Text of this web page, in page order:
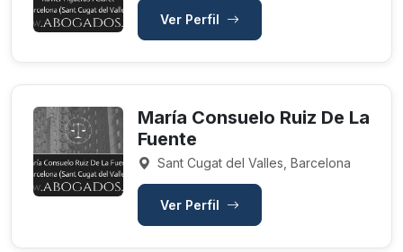
Ver Perfil
María Consuelo Ruiz De La
Fuente
Sant Cugat del Valles, Barcelona
Ver Perfil